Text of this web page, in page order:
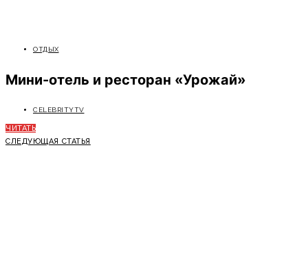
ОТДЫХ
Мини-отель и ресторан «Урожай»
CELEBRITYTV
ЧИТАТЬ
СЛЕДУЮЩАЯ СТАТЬЯ